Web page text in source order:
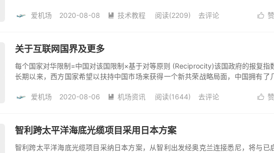
容。方案的大致...

爱机场 2020-08-08  技术教程 阅读(2209) 去评论
关于互联网国界及更多
每个国家对华限制=中国对该国限制×基于对等原则 (Reciprocity)该国政府的报复指
长期以来，西方国家希望以扶持中国市场来获得一个新共荣战略局面，中国拥有了

爱机场 2020-08-06  机场资讯 阅读(1644) 去评论
智利跨太平洋海底光缆项目采用日本方案
智利跨太平洋海底光缆项目采纳日本方案，从智利出发经奥克兰连接悉尼，将与已